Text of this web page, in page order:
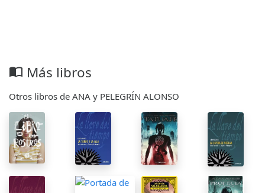
import_contacts Más libros
Otros libros de ANA y PELEGRÍN ALONSO